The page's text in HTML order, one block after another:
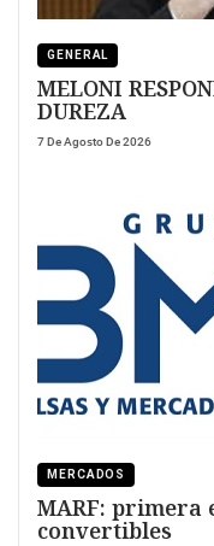
GENERAL
MELONI
DUREZA
7 De Agosto De 2026
MERCADOS
MARF: primera
convertibles